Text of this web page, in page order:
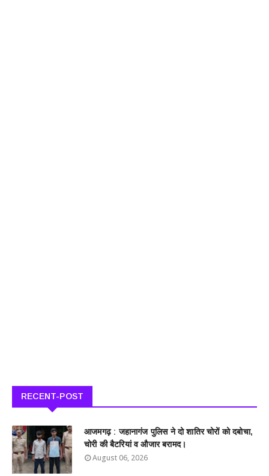
RECENT-POST
आजमगढ़ : जहानागंज पुलिस ने दो शातिर चोरों को दबोचा,
चोरी की बैटरियां व औजार बरामद।
August 06, 2026